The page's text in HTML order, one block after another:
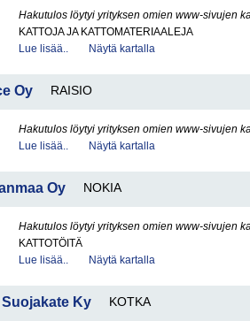
Hakutulos löytyi yrityksen omien www-sivujen
KATTOJA JA KATTOMATERIAALEJA
Lue lisää..
Näytä kartalla
Oy RAISIO
Hakutulos löytyi yrityksen omien www-sivujen
Lue lisää..
Näytä kartalla
Oy NOKIA
Hakutulos löytyi yrityksen omien www-sivujen
KATTOTÖITÄ
Lue lisää..
Näytä kartalla
Ky KOTKA